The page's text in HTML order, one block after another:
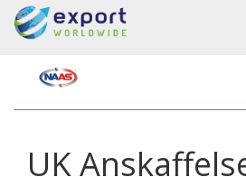
UK